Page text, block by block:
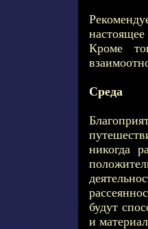
Кроме
Среда
никогда
будут
и